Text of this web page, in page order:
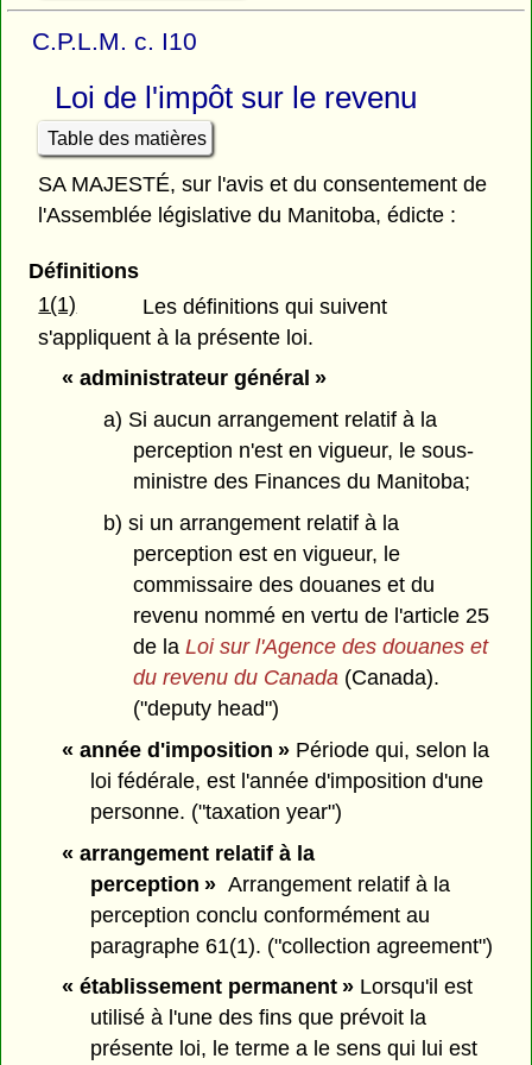
C.P.L.M. c. I10
Loi de l'impôt sur le revenu
Table des matières
SA MAJESTÉ, sur l'avis et du consentement de
l'Assemblée législative du Manitoba, édicte :
Définitions
1(1)
Les définitions qui suivent
s'appliquent à la présente loi.
« administrateur général »
a) Si aucun arrangement relatif à la
perception n'est en vigueur, le sous-
ministre des Finances du Manitoba;
b) si un arrangement relatif à la
perception est en vigueur, le
commissaire des douanes et du
revenu nommé en vertu de l'article 25
de la Loi sur l'Agence des douanes et
du revenu du Canada (Canada).
("deputy head")
« année d'imposition »Période qui, selon la
loi fédérale, est l'année d'imposition d'une
personne. ("taxation year")
« arrangement relatif à la
perception » Arrangement relatif à la
perception conclu conformément au
paragraphe 61(1). ("collection agreement")
« établissement permanent »Lorsqu'il est
utilisé à l'une des fins que prévoit la
présente loi, le terme a le sens qui lui est